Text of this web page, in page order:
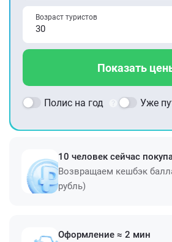
Возраст туристов
Показать
Полис на год Уже
10 человек сейчас
Возвращаем кешбэк
рубль)
Оформление ≈ 2 мин